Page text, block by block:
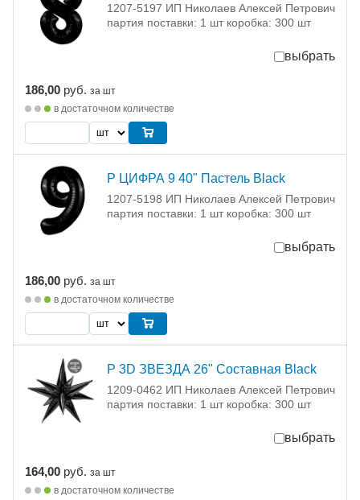
1207-5197 ИП Николаев Алексей Петрович
партия поставки: 1 шт коробка: 300 шт
выбрать
186,00 руб. за шт
в достаточном количестве
Р ЦИФРА 9 40" Пастель Black
1207-5198 ИП Николаев Алексей Петрович
партия поставки: 1 шт коробка: 300 шт
выбрать
186,00 руб. за шт
в достаточном количестве
Р 3D ЗВЕЗДА 26" Составная Black
1209-0462 ИП Николаев Алексей Петрович
партия поставки: 1 шт коробка: 300 шт
выбрать
164,00 руб. за шт
в достаточном количестве